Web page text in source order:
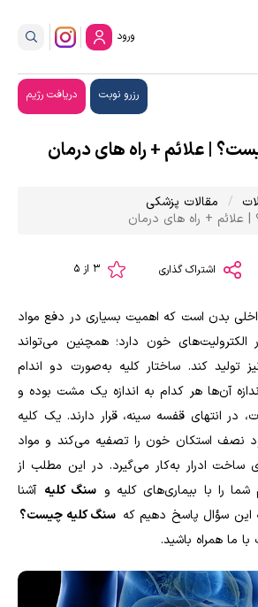
ورود
رزرو نوبت دریافت رژیم
| علائم + راه های درمان
مقالات پزشکی
+ راه های درمان
اشتراک گذاری
بدن است که اهمیت بسیاری در دفع مواد
خون دارد؛ همچنین می‌‌تواند
تولید کند. ساختار کلیه‌ به‌صورت دو اندام
آن‌ها هر کدام به اندازه یک مشت بوده و
در انتهای قفسه سینه، قرار دارند. یک کلیه
نصف استکان خون را تصفیه می‌کند و مواد
ساخت ادرار به‌کار می‌گیرد. در این مطلب از
را با بیماری‌های کلیه و سنگ کلیه آشنا
این سؤال پاسخ دهیم که سنگ کلیه چیست؟
ما همراه باشید.